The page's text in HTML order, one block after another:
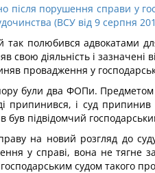
порушення справи у
(ВСУ від 9 серпня
полюбився адвокатами
діяльність і зазначені
провадження у
були два ФОПи.
припинився, і суд
був підвідомчий
на новий розгляд до
у справі, вона не тягне
судом такого